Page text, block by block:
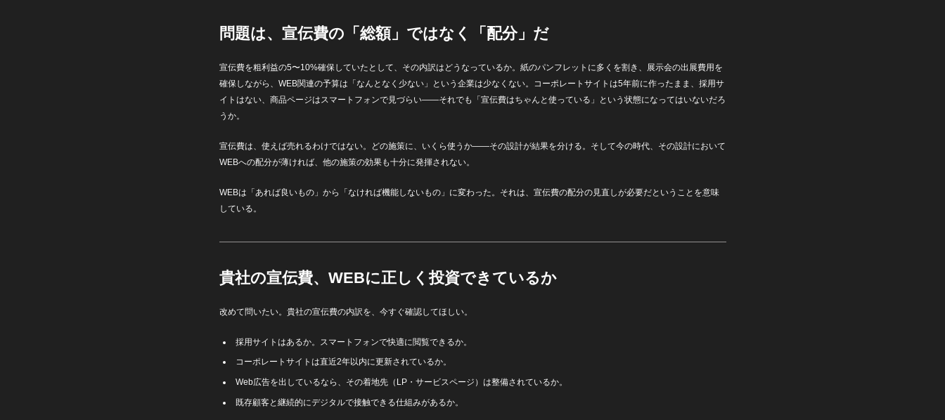
問題は、宣伝費の「総額」ではなく「配分」だ
宣伝費を粗利益の5〜10%確保していたとして、その内訳はどうなっているか。紙のパンフレットに多くを割き、展示会の出展費用を
確保しながら、WEB関連の予算は「なんとなく少ない」という企業は少なくない。コーポレートサイトは5年前に作ったまま、採用サ
イトはない、商品ページはスマートフォンで見づらい——それでも「宣伝費はちゃんと使っている」という状態になってはいないだろ
うか。
宣伝費は、使えば売れるわけではない。どの施策に、いくら使うか——その設計が結果を分ける。そして今の時代、その設計において
WEBへの配分が薄ければ、他の施策の効果も十分に発揮されない。
WEBは「あれば良いもの」から「なければ機能しないもの」に変わった。それは、宣伝費の配分の見直しが必要だということを意味
している。
貴社の宣伝費、WEBに正しく投資できているか
改めて問いたい。貴社の宣伝費の内訳を、今すぐ確認してほしい。
採用サイトはあるか。スマートフォンで快適に閲覧できるか。
コーポレートサイトは直近2年以内に更新されているか。
Web広告を出しているなら、その着地先（LP・サービスページ）は整備されているか。
既存顧客と継続的にデジタルで接触できる仕組みがあるか。